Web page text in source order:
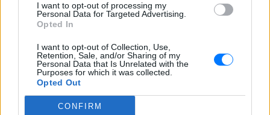
I want to opt-out of processing my
Personal Data for Targeted Advertising.
Opted In
I want to opt-out of Collection, Use,
Retention, Sale, and/or Sharing of my
Personal Data that Is Unrelated with the
Purposes for which it was collected.
Opted Out
CONFIRM